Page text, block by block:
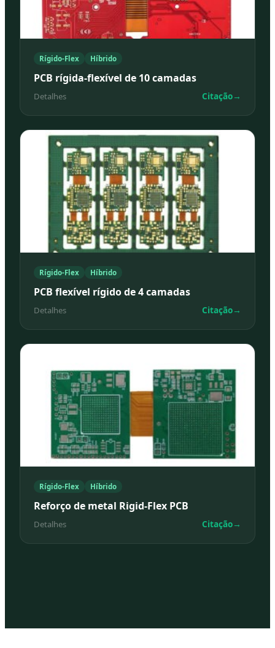
Rígido-Flex Híbrido
PCB rígida-flexível de 10 camadas
Detalhes Citação→
Rígido-Flex Híbrido
PCB flexível rígido de 4 camadas
Detalhes Citação→
Rígido-Flex Híbrido
Reforço de metal Rigid-Flex PCB
Detalhes Citação→